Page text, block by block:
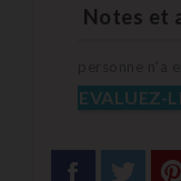
Notes et
EVALUEZ-